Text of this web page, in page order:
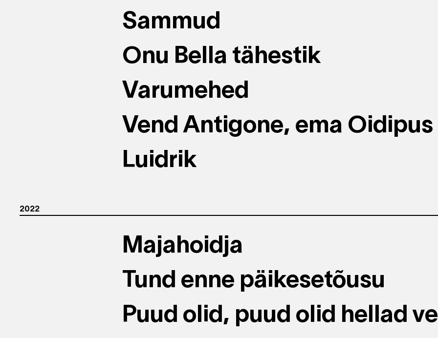
Sammud
Onu Bella tähestik
Varumehed
Vend Antigone, ema Oidipus
Luidrik
2022
Majahoidja
Tund enne päikesetõusu
Puud olid, puud olid hellad